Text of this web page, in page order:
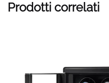
Prodotti correlati